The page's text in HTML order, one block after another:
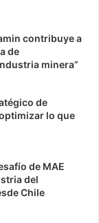
contribuye a
de
minera”
de
lo que
de MAE
del
Chile